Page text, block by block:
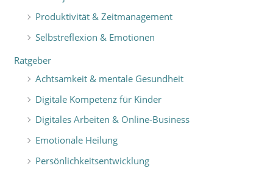
Produktivität & Zeitmanagement
Selbstreflexion & Emotionen
Ratgeber
Achtsamkeit & mentale Gesundheit
Digitale Kompetenz für Kinder
Digitales Arbeiten & Online-Business
Emotionale Heilung
Persönlichkeitsentwicklung